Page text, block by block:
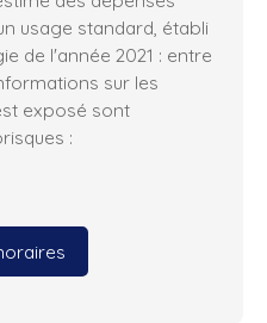
usage standard, établi
de l'année 2021 : entre
sur les
exposé sont
: